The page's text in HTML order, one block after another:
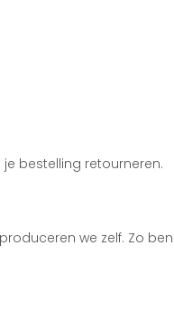
bestelling retourneren.
we zelf. Zo